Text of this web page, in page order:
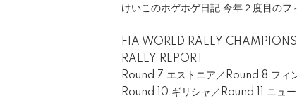
けいこのホゲホゲ日記 今年２度目のフ
FIA WORLD RALLY
RALLY REPORT
Round 7 エストニア／Round 8 フィ
Round 10 ギリシャ／Round 11 ニュ